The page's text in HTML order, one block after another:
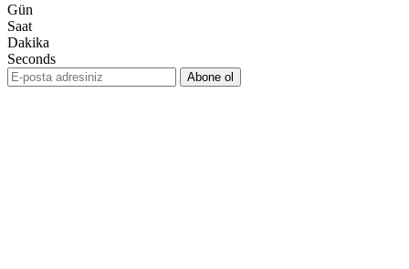
Gün
Saat
Dakika
Seconds